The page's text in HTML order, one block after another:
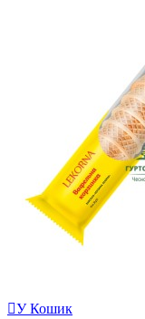
У Кошик